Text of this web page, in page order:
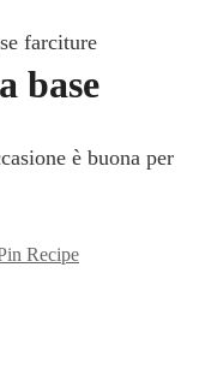
base
è buona per
Recipe